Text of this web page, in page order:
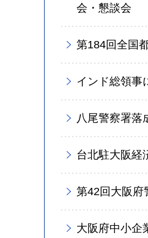
会・懇談会
第184回全国
インド総領事
八尾警察署落
台北駐大阪経
第42回大阪府
大阪府中小企